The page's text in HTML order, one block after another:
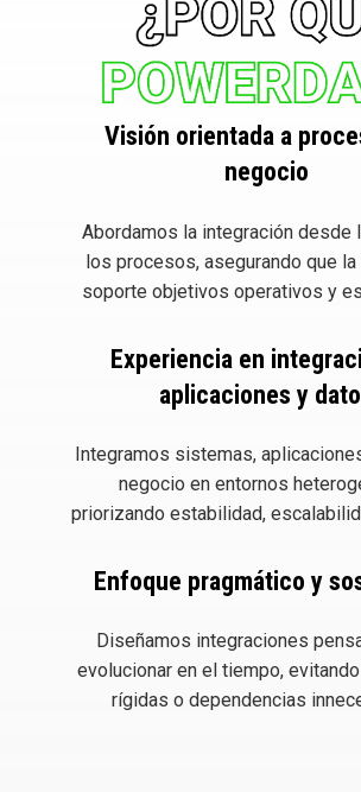
Visión orientada a
negocio
Abordamos la integración desde
los procesos, asegurando que
soporte objetivos operativos y
Experiencia en
aplicaciones y
Integramos sistemas,
negocio en entornos
priorizando estabilidad,
Enfoque pragmático y
Diseñamos integraciones
evolucionar en el tiempo,
rígidas o dependencias